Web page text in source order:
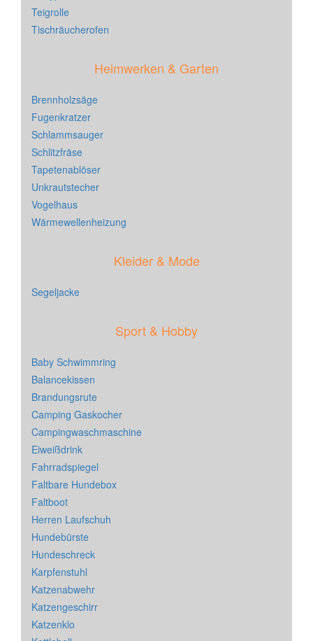
Teigrolle
Tischräucherofen
Heimwerken & Garten
Brennholzsäge
Fugenkratzer
Schlammsauger
Schlitzfräse
Tapetenablöser
Unkrautstecher
Vogelhaus
Wärmewellenheizung
Kleider & Mode
Segeljacke
Sport & Hobby
Baby Schwimmring
Balancekissen
Brandungsrute
Camping Gaskocher
Campingwaschmaschine
Eiweißdrink
Fahrradspiegel
Faltbare Hundebox
Faltboot
Herren Laufschuh
Hundebürste
Hundeschreck
Karpfenstuhl
Katzenabwehr
Katzengeschirr
Katzenklo